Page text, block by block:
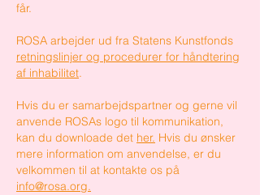
får.
ROSA arbejder ud fra Statens Kunstfonds
retningslinjer og procedurer for håndtering
af inhabilitet.
Hvis du er samarbejdspartner og gerne vil
anvende ROSAs logo til kommunikation,
kan du downloade det her. Hvis du ønsker
mere information om anvendelse, er du
velkommen til at kontakte os på
info@rosa.org.